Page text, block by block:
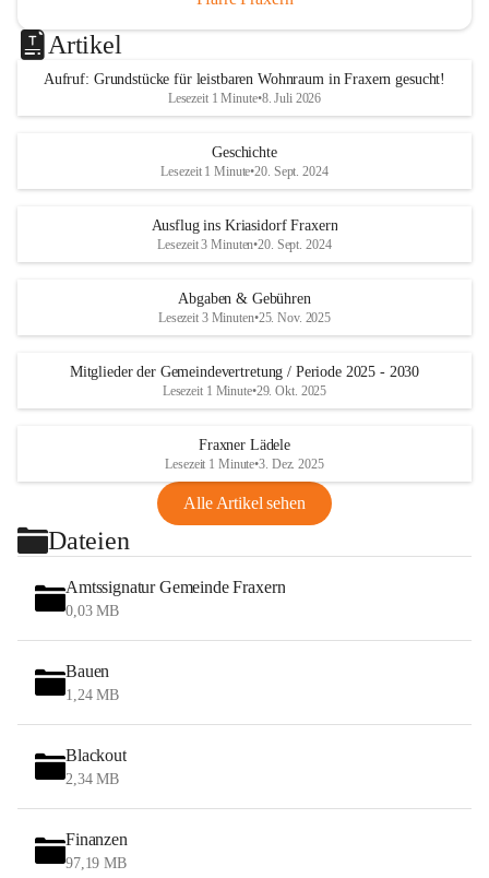
Artikel
Aufruf: Grundstücke für leistbaren Wohnraum in Fraxern gesucht!
Lesezeit 1 Minute•8. Juli 2026
Geschichte
Lesezeit 1 Minute•20. Sept. 2024
Ausflug ins Kriasidorf Fraxern
Lesezeit 3 Minuten•20. Sept. 2024
Abgaben & Gebühren
Lesezeit 3 Minuten•25. Nov. 2025
Mitglieder der Gemeindevertretung / Periode 2025 - 2030
Lesezeit 1 Minute•29. Okt. 2025
Fraxner Lädele
Lesezeit 1 Minute•3. Dez. 2025
Alle Artikel sehen
Dateien
Amtssignatur Gemeinde Fraxern
0,03 MB
Bauen
1,24 MB
Blackout
2,34 MB
Finanzen
97,19 MB